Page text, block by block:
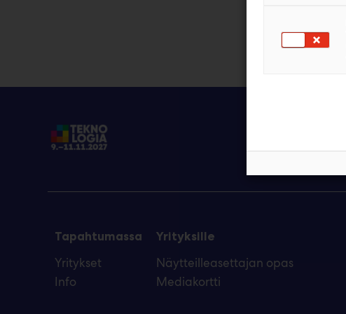
Tapahtumassa
Yritykset
Info
Yrityksille
Näytteilleasettajan opas
Mediakortti